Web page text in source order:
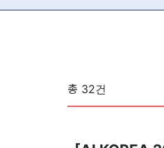
총 32건